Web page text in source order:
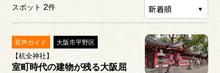
スポット 2件
音声ガイド 大阪市平野区
【杭全神社】
室町時代の建物が残る大阪屈